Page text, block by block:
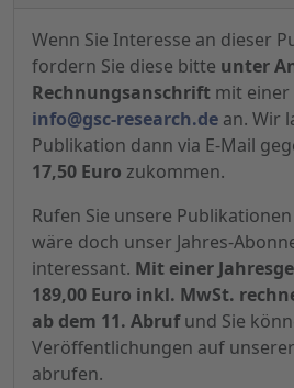
Wenn Sie Interesse an dieser
fordern Sie diese bitte unter
Rechnungsanschrift mit einer
info@gsc-research.de an. Wir
Publikation dann via E-Mail
17,50 Euro zukommen.
Rufen Sie unsere
wäre doch unser Jahres-
interessant. Mit einer
189,00 Euro inkl. MwSt.
ab dem 11. Abrufund Sie
Veröffentlichungen auf
abrufen.